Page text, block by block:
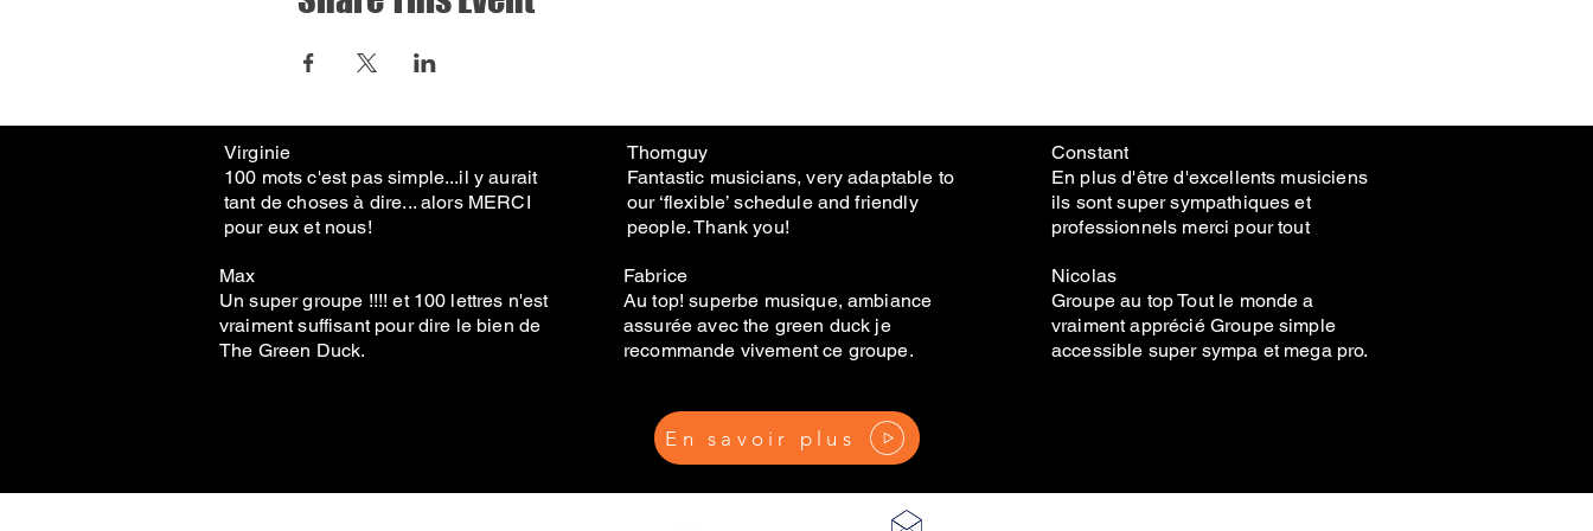
Virginie
100 mots c'est pas simple...il y aurait
tant de choses à dire... alors MERCI
pour eux et nous!
Max
Un super groupe !!!! et 100 lettres n'est
vraiment suffisant pour dire le bien de
The Green Duck.
Thomguy
Fantastic musicians, very adaptable to
our ‘flexible’ schedule and friendly
people. Thank you!
Fabrice
Au top! superbe musique, ambiance
assurée avec the green duck je
recommande vivement ce groupe.
Constant
En plus d'être d'excellents musiciens
ils sont super sympathiques et
professionnels merci pour tout
Nicolas
Groupe au top Tout le monde a
vraiment apprécié Groupe simple
accessible super sympa et mega pro.
En savoir plus